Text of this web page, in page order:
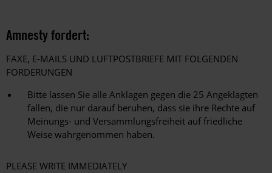
Amnesty fordert:
FAXE, E-MAILS UND LUFTPOSTBRIEFE MIT FOLGENDEN
FORDERUNGEN
Bitte lassen Sie alle Anklagen gegen die 25 Angeklagten
fallen, die nur darauf beruhen, dass sie ihre Rechte auf
Meinungs- und Versammlungsfreiheit auf friedliche
Weise wahrgenommen haben.
PLEASE WRITE IMMEDIATELY